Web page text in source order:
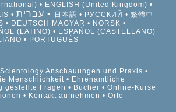
ENGLISH (United Kingdom)
עברית 日本語 РУССКИЙ
繁體中
DEUTSCH MAGYAR
NORSK
(LATINO)
ESPAÑOL (CASTELLANO)
PORTUGUÊS
Scientology Anschauungen und Praxis
Menschlichkeit
Ehrenamtliche
gestellte Fragen Bücher
Online-Kurse
Kontakt aufnehmen Orte